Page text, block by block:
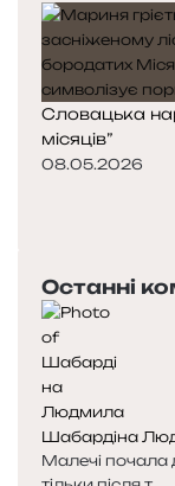
Словацька
місяців”
08.05.2026
р
е
д
н
я
с
т
о
т
у
п
н
а
с
т
о
Останні
Шабардіна
Малечі почала